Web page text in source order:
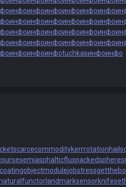
инфоинфоинфоинфоинфоинфо
инфоинфоинфоинфоинфоинфо
инфоинфоинфоинфоинфоинфо
инфоинфоинфоинфоинфоинфо
инфоинфоинфоtuchkasинфоинфо
scarcecommoditykerrrotation
semiasphalticfluxpackedspheres
objectmodulejobstress
landmarksensor